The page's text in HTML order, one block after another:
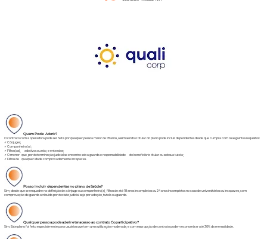
Quem Pode Aderir?
O contrato com a operadora pode ser feita por qualquer pessoa maior de 18 anos, assim sendo o titular do plano pode incluir dependentes desde que cumpra com os seguintes requisitos:
✓ Cônjuges;
✓ Companheiro(a);
✓ Filhos(as), adotivos ou não, e enteados;
✓ O menor que, por determinação judicial se encontre sob a guarda e responsabilidade do beneficiário titular ou sob sua tutela;
✓ Filhos de qualquer idade comprovadamente incapazes.
Posso incluir dependentes no plano de Saúde?
Sim, desde que se enquadre na definição de: cônjuge ou companheiro(a), filhos de até 18 anos incompletos ou 24 anos incompletos no caso de universitários ou incapazes, com
comprovação de guarda atribuída por decisão judicial seja por adoção, tutela ou guarda.
Qualquer pessoa pode aderire ter acesso ao contrato Coparticipativo?
Sim. Este plano foi feito especialmente para usuários que tem uma utilização moderada, e com essa opção de contrato podem economizar até 30% da mensalidade.